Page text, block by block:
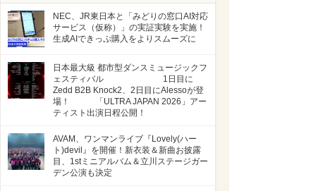
NEC、JR東日本と「みどりの窓口AI対応
サービス（仮称）」の実証実験を実施！
生成AIできっぷ購入をよりスムーズに
日本最大級 都市型ダンスミュージックフ
ェスティバル 1日目に
Zedd B2B Knock2、2日目にAlessoが登
場！ 「ULTRA JAPAN 2026」アー
ティスト出演日程公開！
AVAM、ワンマンライブ『Lovely(ハー
ト)devil』を開催！新衣装＆新曲お披露
目、1stミニアルバム＆立川ステージガー
デン公演も決定